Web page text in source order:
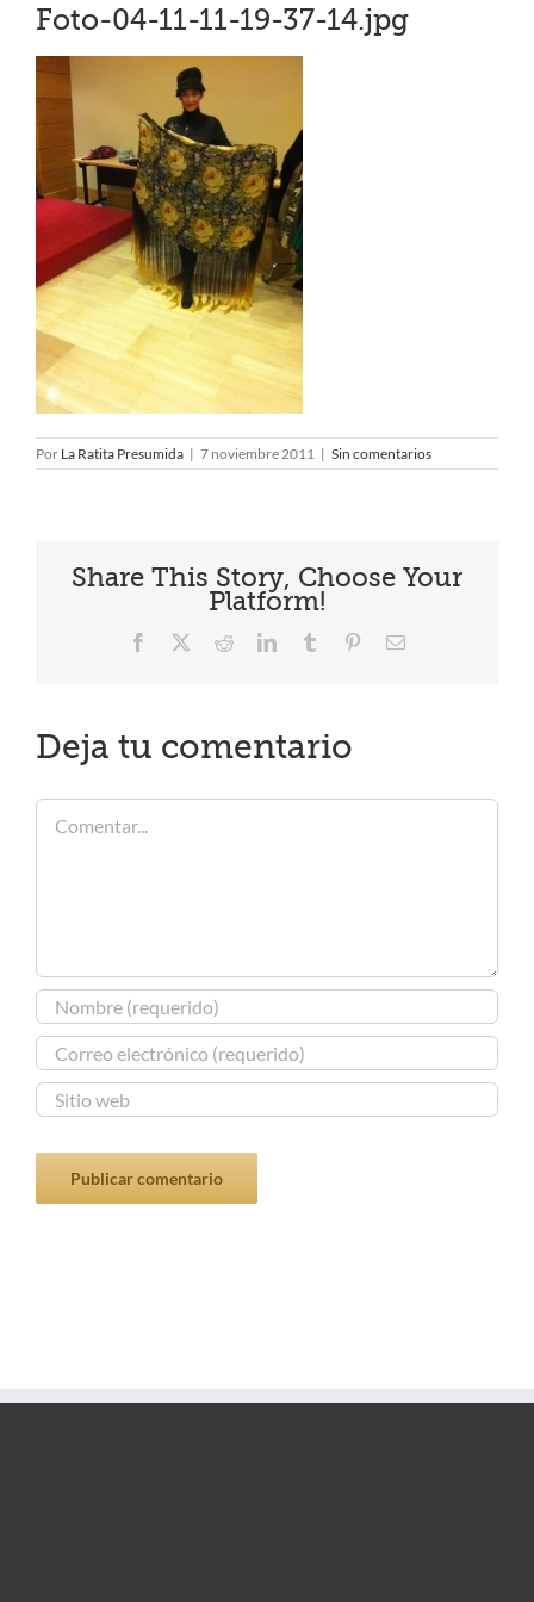
Foto-04-11-11-19-37-14.jpg
Por La Ratita Presumida | 7 noviembre 2011 | Sin comentarios
Share This Story, Choose Your
Platform!
Facebook RedditLinkedInTumblr PinterestCorreo
Deja tu comentario
Comentar